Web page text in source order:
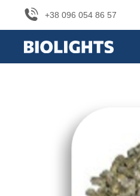
+38 096 054 86 57